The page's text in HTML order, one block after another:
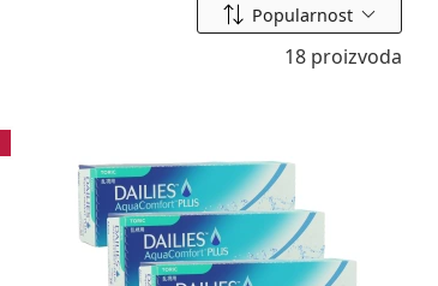
Sortiraj prema
Popularnost
18 proizvoda